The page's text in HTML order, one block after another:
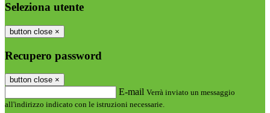
Seleziona utente
button close ×
Recupero password
button close ×
E-mail Verrà inviato un messaggio
all'indirizzo indicato con le istruzioni necessarie.